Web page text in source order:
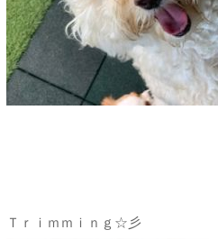
Ｔｒｉｍｍｉｎｇ☆彡